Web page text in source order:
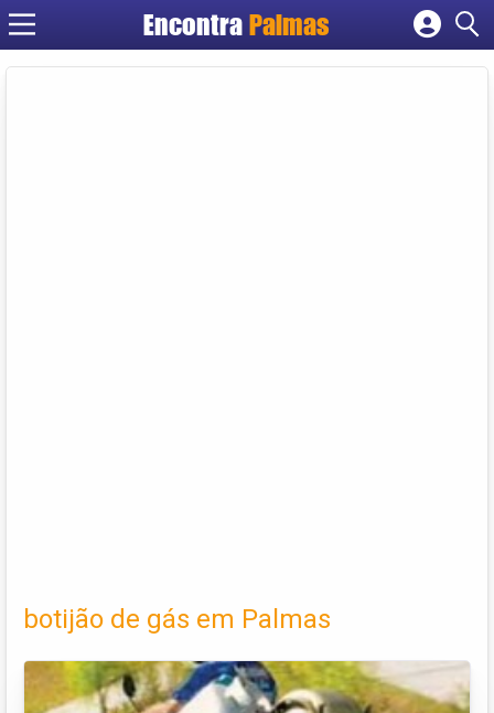
Encontra Palmas
Cadastrar empresa
botijão de gás em Palmas